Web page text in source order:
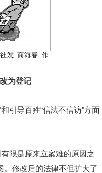
为登记
引导百姓“信法不信访”方面
限是原来立案难的原因之
。修改后的法律不但扩大了